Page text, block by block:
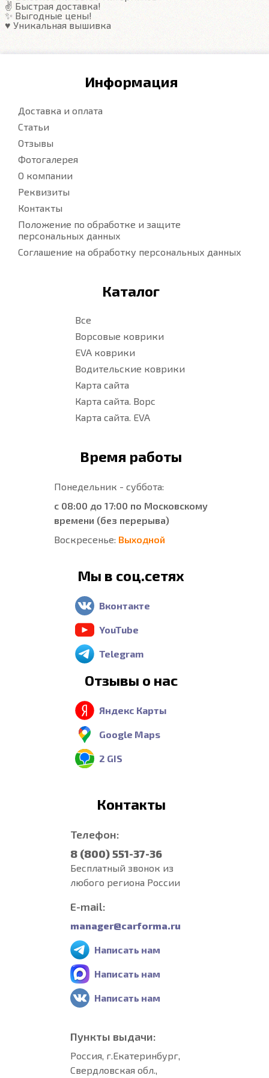
✌️ Быстрая доставка!
✨ Выгодные цены!
♥️ Уникальная вышивка
Информация
Доставка и оплата
Статьи
Отзывы
Фотогалерея
О компании
Реквизиты
Контакты
Положение по обработке и защите
персональных данных
Соглашение на обработку персональных данных
Каталог
Все
Ворсовые коврики
EVA коврики
Водительские коврики
Карта сайта
Карта сайта. Ворс
Карта сайта. EVA
Время работы
Понедельник - суббота:
с 08:00 до 17:00 по Московскому
времени (без перерыва)
Воскресенье: Выходной
Мы в соц.сетях
Вконтакте
YouTube
Telegram
Отзывы о нас
Яндекс Карты
Google Maps
2 GIS
Контакты
Телефон:
8 (800) 551-37-36
Бесплатный звонок из
любого региона России
E-mail:
manager@carforma.ru
Написать нам
Написать нам
Написать нам
Пункты выдачи:
Россия, г.Екатеринбург,
Свердловская обл.,